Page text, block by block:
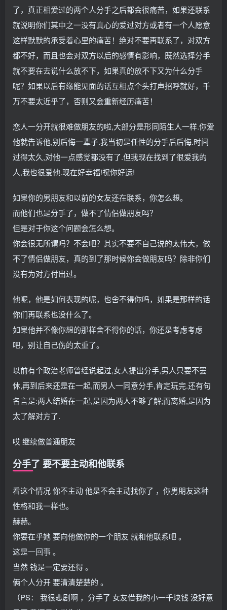
了，真正相爱过的两个人分手之后都会很痛苦，如果还联系
就说明你们其中之一没有真心的爱过对方或者有一个人愿意
这样默默的承受着心里的痛苦！绝对不要再联系了，对双方
都不好，而且也会对双方以后的感情有影响，既然选择分手
就不要在去说什么放不下，如果真的放不下又为什么分手
呢？如果以后有缘能见面的话互相点个头打声招呼就好，千
万不要太近乎了，否则又会重新经历痛苦！
恋人一分开就很难做朋友的啦,大部分是形同陌生人一样.你爱
他就告诉他,别后悔一辈子.我当初是任性的分手后后悔.时间
过得太久,对他一点感觉都没有了.但我现在找到了很爱我的
人,我也很爱他.现在好幸福!祝你好运!
如果你的男朋友和以前的女友还在联系，你怎么想。
而他们也是分手了，做不了情侣做朋友吗？
但是对于你这个问题会怎么想。
你会很无所谓吗？不会吧？其实不要不自己说的太伟大，做
不了情侣做朋友，真的到了那时候你会做朋友吗？除非你们
没有为对方付出过。
他呢，他是如何表现的呢，也舍不得你吗，如果是那样的话
你们再联系也没什么了。
如果他并不像你想的那样舍不得你的话，你还是考虑考虑
吧，别让自己伤的太重了。
以前有个政治老师曾经说起过,女人提出分手,男人只要不罢
休,再到后来还是在一起,而男人一同意分手,肯定玩完.还有句
名言是:两人结婚在一起,是因为两人不够了解;而离婚,是因为
太了解对方了.
哎 继续做普通朋友
分手了 要不要主动和他联系
看这个情况 你不主动 他是不会主动找你了 ，你男朋友这种
性格和我一样也。
赫赫。
你要在乎她 要向他做你的一个朋友 就和他联系吧 。
这是一回事 。
当然 钱是一定要还得 。
俩个人分开 要清清楚楚的 。
（PS： 我很悲剧啊 ，分手了 女友借我的小一千块钱 没好意